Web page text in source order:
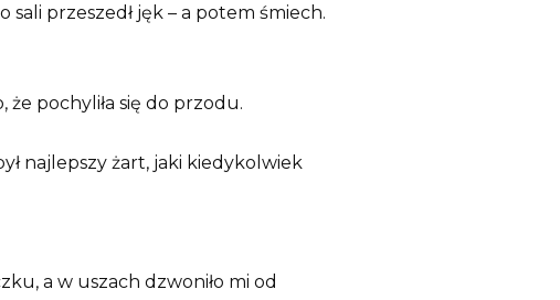
sali przeszedł jęk – a potem śmiech.
że pochyliła się do przodu.
najlepszy żart, jaki kiedykolwiek
a w uszach dzwoniło mi od